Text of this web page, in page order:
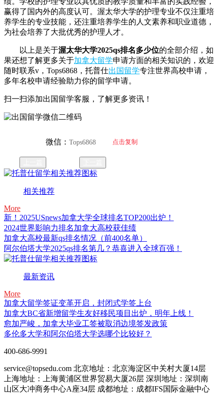
赢得了国内外的高度认可。渥太华大学的护理专业不仅注重培
养学生的专业技能，还注重培养学生的人文素养和职业道德，
为社会培养了大批优秀的护理人才。
以上是关于渥太华大学2025qs排名多少位的全部介绍，如
果还想了解更多关于加拿大留学申请方面的相关知识的，欢迎
随时联系v，Tops6868，托普仕出国留学专注世界高校申请，
多年名校申请经验助力你的留学申请。
扫一扫添加出国留学客服，了解更多资讯！
微信：Tops6868 点击复制
相关推荐
More
新！2025USnews加拿大学全球排名TOP200出炉！
2024世界影响力排名加拿大高校获佳绩
加拿大高校最新qs排名情况（前400名单）
阿尔伯塔大学2025qs排名第几？恭喜进入全球百强！
最新资讯
More
加拿大留学签证变革开启，封闭式学签上台
加拿大BC省新增留学生友好移民项目出炉，明年上线！
愈加严峻，加拿大毕业工签被取消边境签发政策
多伦多大学和阿尔伯塔大学选哪个比较好？
400-686-9991
service@topsedu.com 北京地址：北京海淀区中关村大厦14层
上海地址：上海黄浦区世界贸易大厦26层 深圳地址：深圳南
山区大冲商务中心A座34层 成都地址：成都IFS国际金融中心